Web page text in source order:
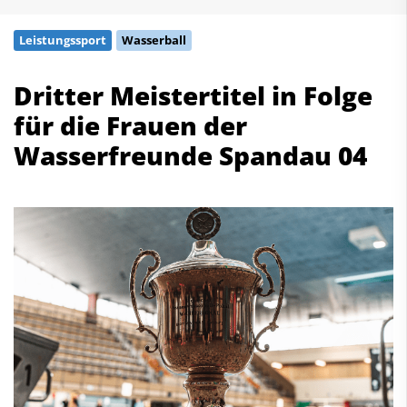
Leistungssport Wasserball
Dritter Meistertitel in Folge
für die Frauen der
Wasserfreunde Spandau 04
Freiwasserschwimmen
Wasserball
Synchronschwimmen
Masterssport
Deutscher Schwimm-Verband e.V.
D-34132 Kassel
Fax: +49 561 94083-15
info@dsv.de